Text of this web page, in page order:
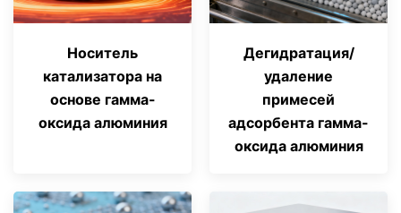
Носитель
катализатора на
основе гамма-
оксида алюминия
Дегидратация/
удаление
примесей
адсорбента гамма-
оксида алюминия